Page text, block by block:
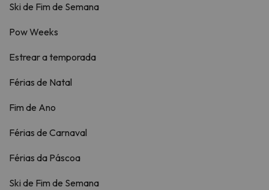
Ski de Fim de Semana
Pow Weeks
Estrear a temporada
Férias de Natal
Fim de Ano
Férias de Carnaval
Férias da Páscoa
Ski de Fim de Semana